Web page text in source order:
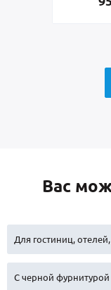
Вас
Для гостиниц,
С черной фурнитурой